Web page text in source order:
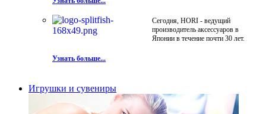
Сегодня, HORI - ведущий
производитель аксессуаров в
Японии в течение почти 30 лет.
Узнать больше...
Игрушки и сувениры